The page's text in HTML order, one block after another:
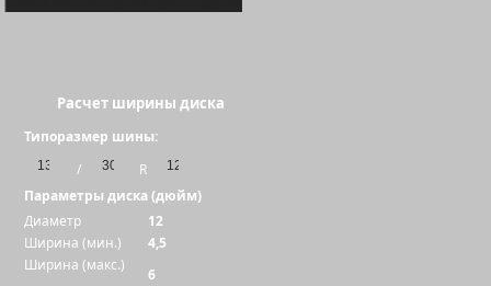
Расчет ширины диска
Типоразмер шины:
/
R
Параметры диска (дюйм)
Диаметр
12
Ширина (мин.)
4,5
Ширина (макс.)
6